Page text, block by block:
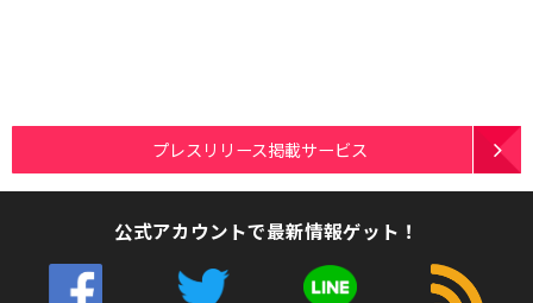
プレスリリース掲載サービス
公式アカウントで最新情報ゲット！